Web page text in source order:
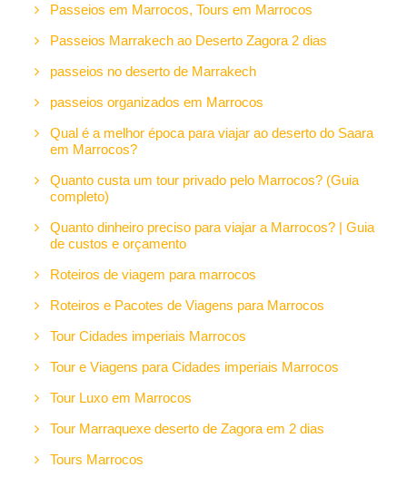
Passeios em Marrocos, Tours em Marrocos
Passeios Marrakech ao Deserto Zagora 2 dias
passeios no deserto de Marrakech
passeios organizados em Marrocos
Qual é a melhor época para viajar ao deserto do Saara
em Marrocos?
Quanto custa um tour privado pelo Marrocos? (Guia
completo)
Quanto dinheiro preciso para viajar a Marrocos? | Guia
de custos e orçamento
Roteiros de viagem para marrocos
Roteiros e Pacotes de Viagens para Marrocos
Tour Cidades imperiais Marrocos
Tour e Viagens para Cidades imperiais Marrocos
Tour Luxo em Marrocos
Tour Marraquexe deserto de Zagora em 2 dias
Tours Marrocos